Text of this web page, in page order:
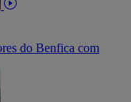
do Benfica com